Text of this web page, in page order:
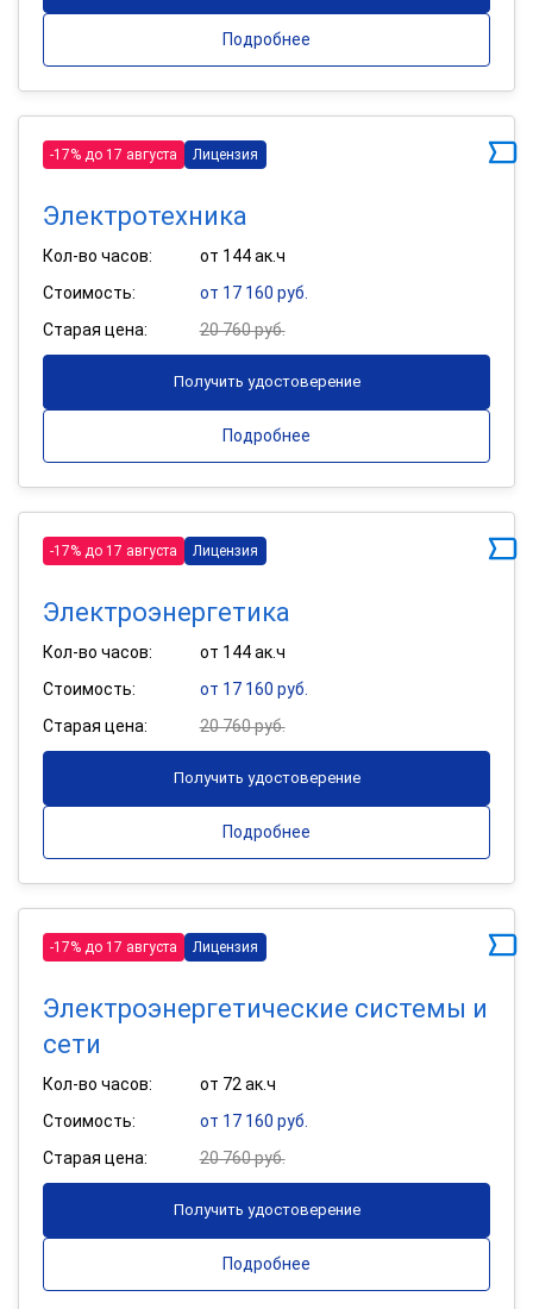
Подробнее
-17% до 17 августа Лицензия
Электротехника
Кол-во часов:
от 144 ак.ч
Стоимость:
от 17 160 руб.
Старая цена:
20 760 руб.
Получить удостоверение
Подробнее
-17% до 17 августа Лицензия
Электроэнергетика
Кол-во часов:
от 144 ак.ч
Стоимость:
от 17 160 руб.
Старая цена:
20 760 руб.
Получить удостоверение
Подробнее
-17% до 17 августа Лицензия
Электроэнергетические системы и
сети
Кол-во часов:
от 72 ак.ч
Стоимость:
от 17 160 руб.
Старая цена:
20 760 руб.
Получить удостоверение
Подробнее